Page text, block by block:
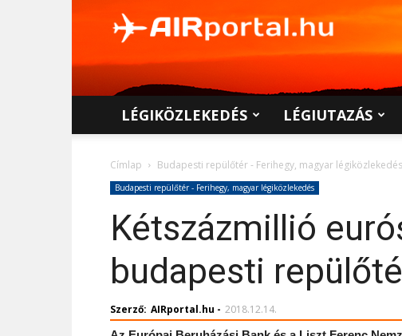
LÉGIKÖZLEKEDÉS LÉGIUTAZÁS
Címlap Budapesti repülőtér - Ferihegy, magyar légiközlekedés
Budapesti repülőtér - Ferihegy, magyar légiközlekedés
Kétszázmillió
budapesti
Szerző: AIRportal.hu - 2018.12.14.